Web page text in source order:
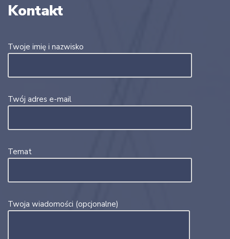
Kontakt
Twoje imię i nazwisko
Twój adres e-mail
Temat
Twoja wiadomości (opcjonalne)